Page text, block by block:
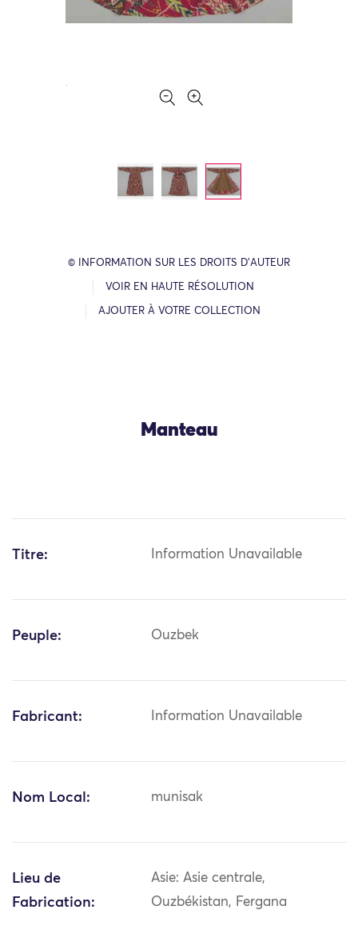
© INFORMATION SUR LES DROITS D’AUTEUR
VOIR EN HAUTE RÉSOLUTION
AJOUTER À VOTRE COLLECTION
Manteau
Titre: Information Unavailable
Peuple: Ouzbek
Fabricant: Information Unavailable
Nom Local: munisak
Lieu de
Fabrication:
Asie: Asie centrale,
Ouzbékistan, Fergana